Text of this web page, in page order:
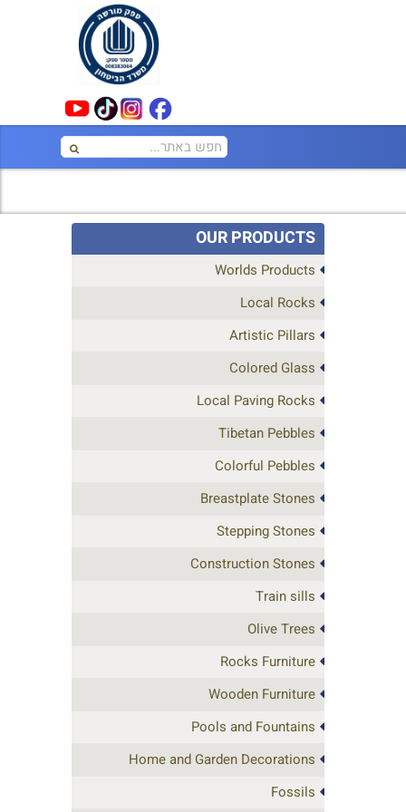
OUR PRODUCTS
Worlds Products
Local Rocks
Artistic Pillars
Colored Glass
Local Paving Rocks
Tibetan Pebbles
Colorful Pebbles
Breastplate Stones
Stepping Stones
Construction Stones
Train sills
Olive Trees
Rocks Furniture
Wooden Furniture
Pools and Fountains
Home and Garden Decorations
Fossils